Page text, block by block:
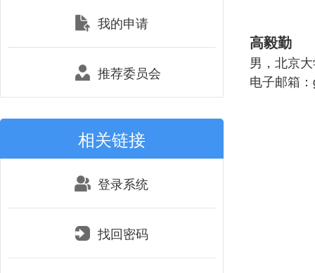
我的申请
推荐委员会
相关链接
登录系统
找回密码
高毅勤
男，北京
电子邮箱